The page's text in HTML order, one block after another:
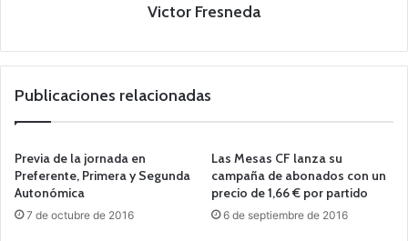
Victor Fresneda
Publicaciones relacionadas
Previa de la jornada en
Preferente, Primera y Segunda
Autonómica
7 de octubre de 2016
Las Mesas CF lanza su
campaña de abonados con un
precio de 1,66 € por partido
6 de septiembre de 2016